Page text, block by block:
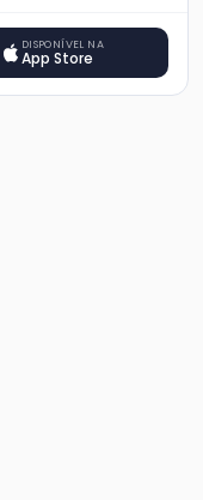
DISPONÍVEL NA
App Store